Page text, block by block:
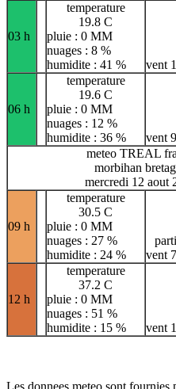
03 h
temperature
19.8 C
pluie : 0 MM
nuages : 8 %
humidite : 41 %
vent
06 h
temperature
19.6 C
pluie : 0 MM
nuages : 12 %
humidite : 36 %
vent
meteo TREAL
morbihan
mercredi 12 aout
09 h
temperature
30.5 C
pluie : 0 MM
nuages : 27 %
humidite : 24 %
vent
12 h
temperature
37.2 C
pluie : 0 MM
nuages : 51 %
humidite : 15 %
vent
Les donnees meteo sont fournies